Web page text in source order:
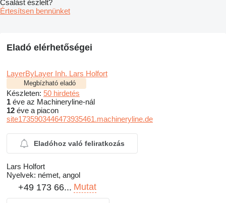
Csalást észlelt?
Értesítsen bennünket
Eladó elérhetőségei
LayerByLayer Inh. Lars Holfort
Megbízható eladó
Készleten: 50 hirdetés
1 éve az Machineryline-nál
12 éve a piacon
site1735903446473935461.machineryline.de
Eladóhoz való feliratkozás
Lars Holfort
Nyelvek: német, angol
+49 173 66... Mutat